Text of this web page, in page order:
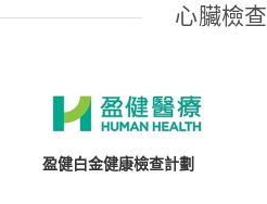
心臟檢查
盈健白金健康檢查計劃